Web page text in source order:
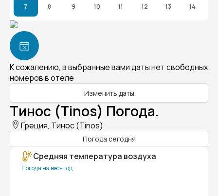
7 8 9 10 11 12 13 14
К сожалению, в выбранные вами даты нет свободных
номеров в отеле
Изменить даты
Тинос (Tinos) Погода.
Греция, Тинос (Tinos)
Погода сегодня
Средняя температура воздуха
Погода на весь год